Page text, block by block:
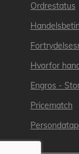
Ordrestatus
Hvorfor
Engros -
Pricematch